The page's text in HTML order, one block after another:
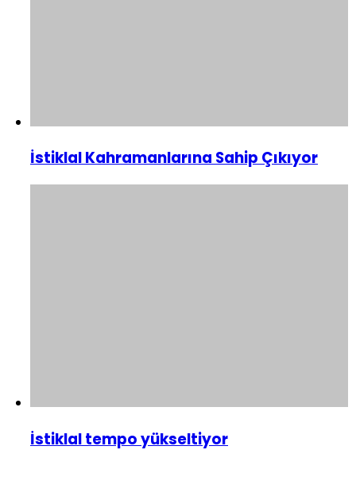
İstiklal Kahramanlarına Sahip Çıkıyor
İstiklal tempo yükseltiyor